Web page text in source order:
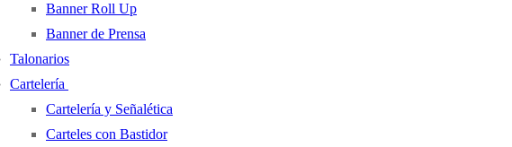
Banner Roll Up
Banner de Prensa
Talonarios
Cartelería
Cartelería y Señalética
Carteles con Bastidor